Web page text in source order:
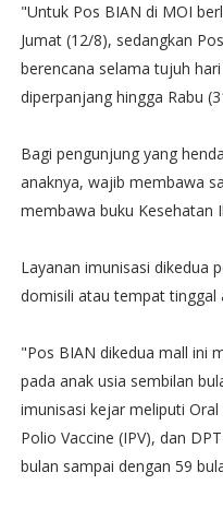
"Untuk Pos BIAN di MOI
Jumat (12/8), sedangkan
berencana selama tujuh
diperpanjang hingga Rabu
Bagi pengunjung yang
anaknya, wajib membawa
membawa buku Kesehatan
Layanan imunisasi dikedua
domisili atau tempat tinggal
"Pos BIAN dikedua mall ini
pada anak usia sembilan
imunisasi kejar meliputi
Polio Vaccine (IPV), dan
bulan sampai dengan 59